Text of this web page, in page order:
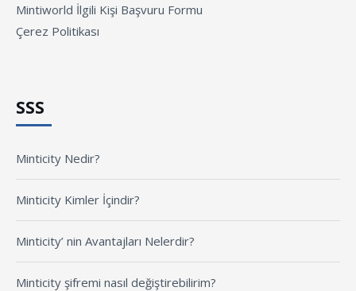
Mintiworld İlgili Kişi Başvuru Formu
Çerez Politikası
SSS
Minticity Nedir?
Minticity Kimler İçindir?
Minticity’ nin Avantajları Nelerdir?
Minticity şifremi nasıl değiştirebilirim?